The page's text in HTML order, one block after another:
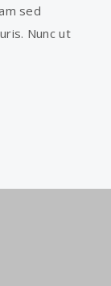
sed
Nunc ut